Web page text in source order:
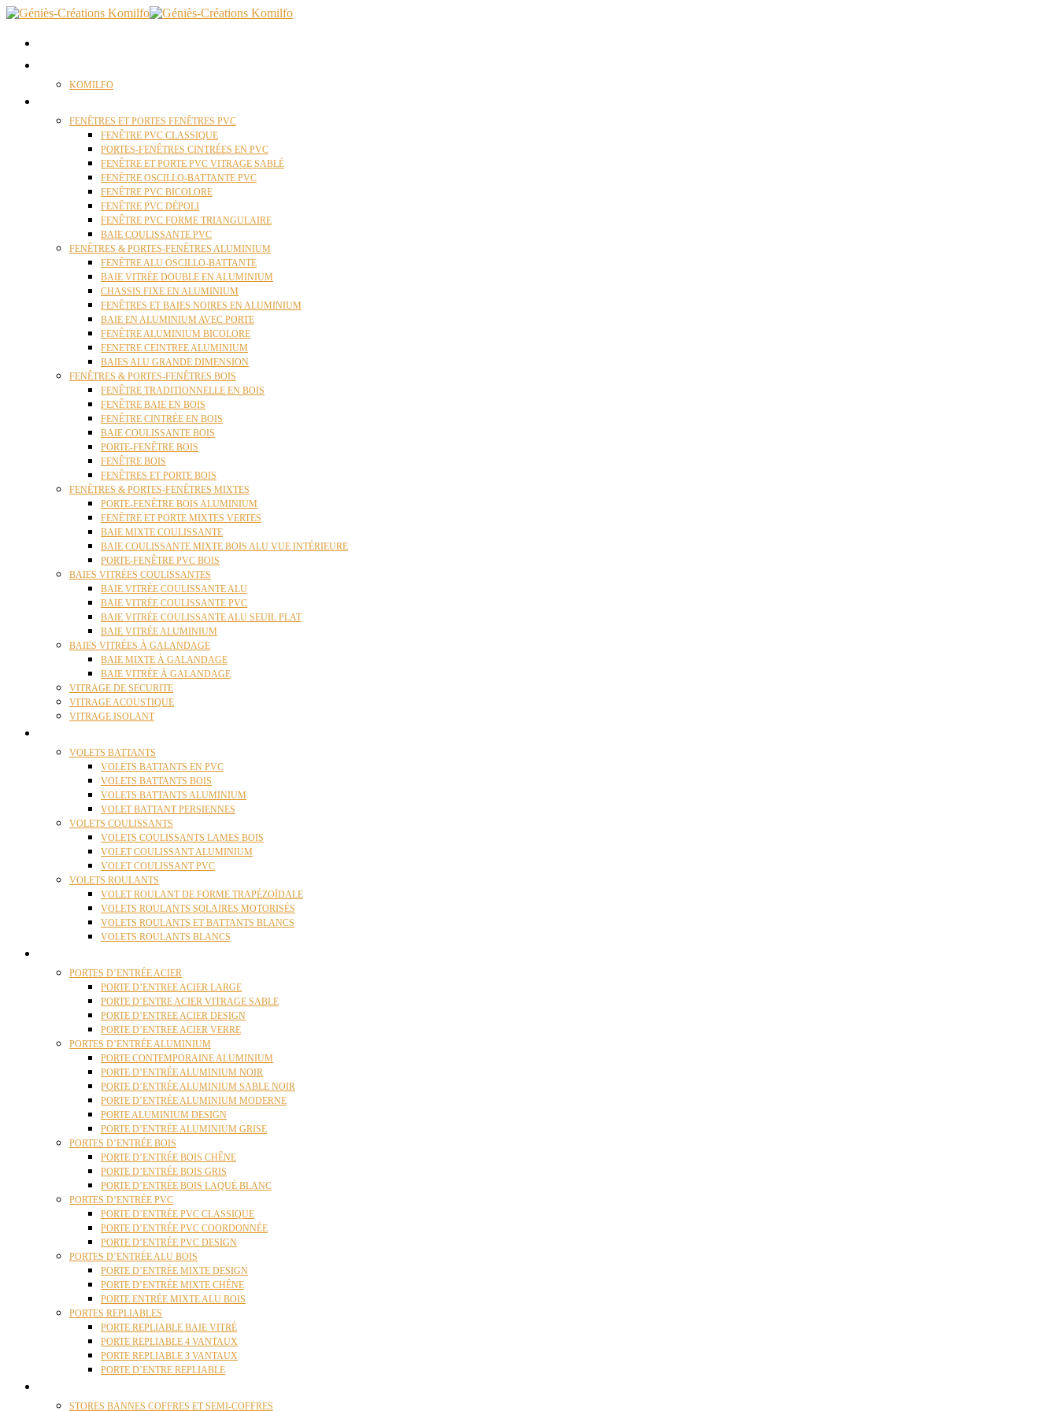
KOMILFO
FENÊTRES ET PORTES FENÊTRES PVC
FENÊTRE PVC CLASSIQUE
PORTES-FENÊTRES CINTRÉES EN PVC
FENÊTRE ET PORTE PVC VITRAGE SABLÉ
FENÊTRE OSCILLO-BATTANTE PVC
FENÊTRE PVC BICOLORE
FENÊTRE PVC DÉPOLI
FENÊTRE PVC FORME TRIANGULAIRE
BAIE COULISSANTE PVC
FENÊTRES & PORTES-FENÊTRES ALUMINIUM
FENÊTRE ALU OSCILLO-BATTANTE
BAIE VITRÉE DOUBLE EN ALUMINIUM
CHASSIS FIXE EN ALUMINIUM
FENÊTRES ET BAIES NOIRES EN ALUMINIUM
BAIE EN ALUMINIUM AVEC PORTE
FENÊTRE ALUMINIUM BICOLORE
FENETRE CEINTREE ALUMINIUM
BAIES ALU GRANDE DIMENSION
FENÊTRES & PORTES-FENÊTRES BOIS
FENÊTRE TRADITIONNELLE EN BOIS
FENÊTRE BAIE EN BOIS
FENÊTRE CINTRÉE EN BOIS
BAIE COULISSANTE BOIS
PORTE-FENÊTRE BOIS
FENÊTRE BOIS
FENÊTRES ET PORTE BOIS
FENÊTRES & PORTES-FENÊTRES MIXTES
PORTE-FENÊTRE BOIS ALUMINIUM
FENÊTRE ET PORTE MIXTES VERTES
BAIE MIXTE COULISSANTE
BAIE COULISSANTE MIXTE BOIS ALU VUE INTÉRIEURE
PORTE-FENÊTRE PVC BOIS
BAIES VITRÉES COULISSANTES
BAIE VITRÉE COULISSANTE ALU
BAIE VITRÉE COULISSANTE PVC
BAIE VITRÉE COULISSANTE ALU SEUIL PLAT
BAIE VITRÉE ALUMINIUM
BAIES VITRÉES À GALANDAGE
BAIE MIXTE À GALANDAGE
BAIE VITRÉE À GALANDAGE
VITRAGE DE SECURITE
VITRAGE ACOUSTIQUE
VITRAGE ISOLANT
VOLETS BATTANTS
VOLETS BATTANTS EN PVC
VOLETS BATTANTS BOIS
VOLETS BATTANTS ALUMINIUM
VOLET BATTANT PERSIENNES
VOLETS COULISSANTS
VOLETS COULISSANTS LAMES BOIS
VOLET COULISSANT ALUMINIUM
VOLET COULISSANT PVC
VOLETS ROULANTS
VOLET ROULANT DE FORME TRAPÉZOÏDALE
VOLETS ROULANTS SOLAIRES MOTORISÉS
VOLETS ROULANTS ET BATTANTS BLANCS
VOLETS ROULANTS BLANCS
PORTES D’ENTRÉE ACIER
PORTE D’ENTREE ACIER LARGE
PORTE D’ENTRE ACIER VITRAGE SABLE
PORTE D’ENTREE ACIER DESIGN
PORTE D’ENTREE ACIER VERRE
PORTES D’ENTRÉE ALUMINIUM
PORTE CONTEMPORAINE ALUMINIUM
PORTE D’ENTRÉE ALUMINIUM NOIR
PORTE D’ENTRÉE ALUMINIUM SABLE NOIR
PORTE D’ENTRÉE ALUMINIUM MODERNE
PORTE ALUMINIUM DESIGN
PORTE D’ENTRÉE ALUMINIUM GRISE
PORTES D’ENTRÉE BOIS
PORTE D’ENTRÉE BOIS CHÊNE
PORTE D’ENTRÉE BOIS GRIS
PORTE D’ENTRÉE BOIS LAQUÉ BLANC
PORTES D’ENTRÉE PVC
PORTE D’ENTRÉE PVC CLASSIQUE
PORTE D’ENTRÉE PVC COORDONNÉE
PORTE D’ENTRÉE PVC DESIGN
PORTES D’ENTRÉE ALU BOIS
PORTE D’ENTRÉE MIXTE DESIGN
PORTE D’ENTRÉE MIXTE CHÊNE
PORTE ENTRÉE MIXTE ALU BOIS
PORTES REPLIABLES
PORTE REPLIABLE BAIE VITRÉ
PORTE REPLIABLE 4 VANTAUX
PORTE REPLIABLE 3 VANTAUX
PORTE D’ENTRE REPLIABLE
STORES BANNES COFFRES ET SEMI-COFFRES